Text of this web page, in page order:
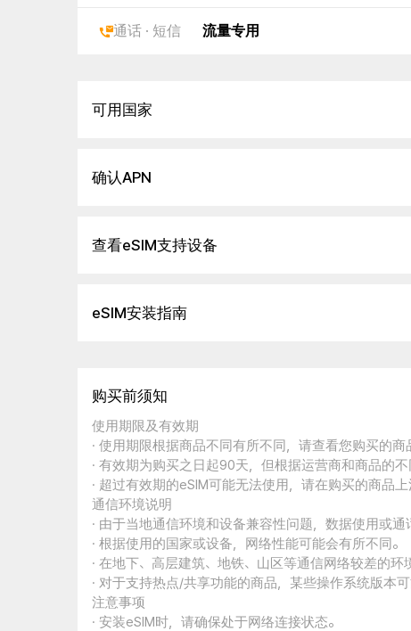
通话 · 短信 流量专用
可用国家
确认APN
查看eSIM支持设备
eSIM安装指南
购买前须知
使用期限及有效期
· 使用期限根据商品不同有所不同，请查看您购买的商
· 有效期为购买之日起90天，但根据运营商和商品的
· 超过有效期的eSIM可能无法使用，请在购买的商品
通信环境说明
· 由于当地通信环境和设备兼容性问题，数据使用或通
· 根据使用的国家或设备，网络性能可能会有所不同。
· 在地下、高层建筑、地铁、山区等通信网络较差的环
· 对于支持热点/共享功能的商品，某些操作系统版本可
注意事项
· 安装eSIM时，请确保处于网络连接状态。